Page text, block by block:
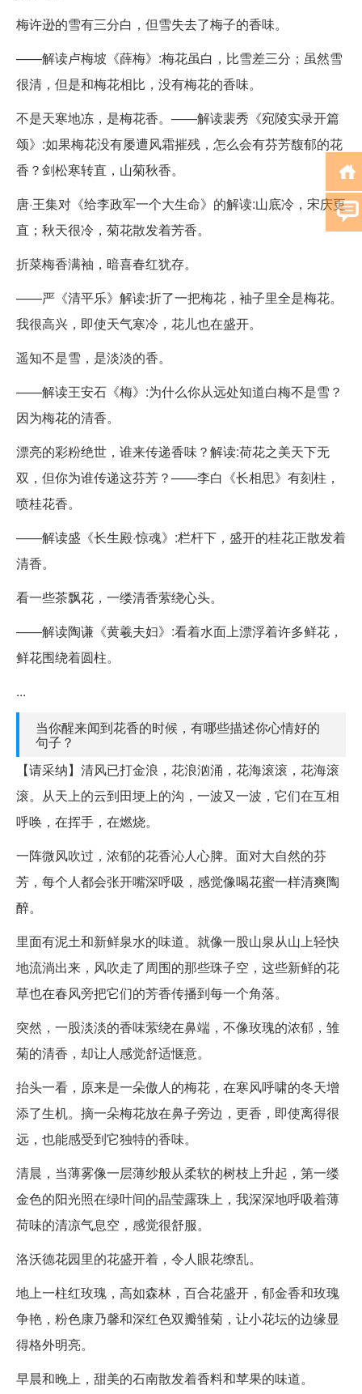
梅许逊的雪有三分白，但雪失去了梅子的香味。
——解读卢梅坡《薛梅》:梅花虽白，比雪差三分；虽然雪
很清，但是和梅花相比，没有梅花的香味。
不是天寒地冻，是梅花香。——解读裴秀《宛陵实录开篇
颂》:如果梅花没有屡遭风霜摧残，怎么会有芬芳馥郁的花
香？剑松寒转直，山菊秋香。
唐·王集对《给李政军一个大生命》的解读:山底冷，宋庆更
直；秋天很冷，菊花散发着芳香。
折菜梅香满袖，暗喜春红犹存。
——严《清平乐》解读:折了一把梅花，袖子里全是梅花。
我很高兴，即使天气寒冷，花儿也在盛开。
遥知不是雪，是淡淡的香。
——解读王安石《梅》:为什么你从远处知道白梅不是雪？
因为梅花的清香。
漂亮的彩粉绝世，谁来传递香味？解读:荷花之美天下无
双，但你为谁传递这芬芳？——李白《长相思》有刻柱，
喷桂花香。
——解读盛《长生殿·惊魂》:栏杆下，盛开的桂花正散发着
清香。
看一些茶飘花，一缕清香萦绕心头。
——解读陶谦《黄羲夫妇》:看着水面上漂浮着许多鲜花，
鲜花围绕着圆柱。
...
当你醒来闻到花香的时候，有哪些描述你心情好的
句子？
【请采纳】清风已打金浪，花浪汹涌，花海滚滚，花海滚
滚。从天上的云到田埂上的沟，一波又一波，它们在互相
呼唤，在挥手，在燃烧。
一阵微风吹过，浓郁的花香沁人心脾。面对大自然的芬
芳，每个人都会张开嘴深呼吸，感觉像喝花蜜一样清爽陶
醉。
里面有泥土和新鲜泉水的味道。就像一股山泉从山上轻快
地流淌出来，风吹走了周围的那些珠子空，这些新鲜的花
草也在春风旁把它们的芳香传播到每一个角落。
突然，一股淡淡的香味萦绕在鼻端，不像玫瑰的浓郁，雏
菊的清香，却让人感觉舒适惬意。
抬头一看，原来是一朵傲人的梅花，在寒风呼啸的冬天增
添了生机。摘一朵梅花放在鼻子旁边，更香，即使离得很
远，也能感受到它独特的香味。
清晨，当薄雾像一层薄纱般从柔软的树枝上升起，第一缕
金色的阳光照在绿叶间的晶莹露珠上，我深深地呼吸着薄
荷味的清凉气息空，感觉很舒服。
洛沃德花园里的花盛开着，令人眼花缭乱。
地上一柱红玫瑰，高如森林，百合花盛开，郁金香和玫瑰
争艳，粉色康乃馨和深红色双瓣雏菊，让小花坛的边缘显
得格外明亮。
早晨和晚上，甜美的石南散发着香料和苹果的味道。